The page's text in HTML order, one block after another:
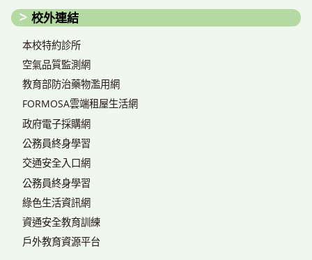
校外連結
本校特約診所
空氣品質監測網
教育部防治藥物濫用網
FORMOSA雲端租屋生活網
政府電子採購網
公務員終身學習
交通安全入口網
公務員終身學習
綠色生活資訊網
資通安全教育訓練
戶外教育資源平台